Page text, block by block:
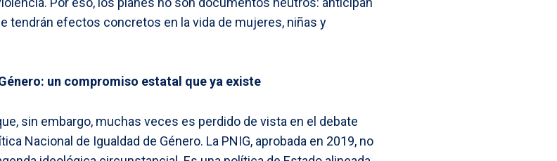
tendrán efectos concretos en la vida de mujeres, niñas y
un compromiso estatal que ya existe
sin embargo, muchas veces es perdido de vista en el debate
Nacional de Igualdad de Género. La PNIG, aprobada en 2019, no